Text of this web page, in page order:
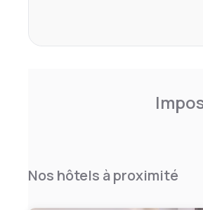
Nos hôtels à proximité